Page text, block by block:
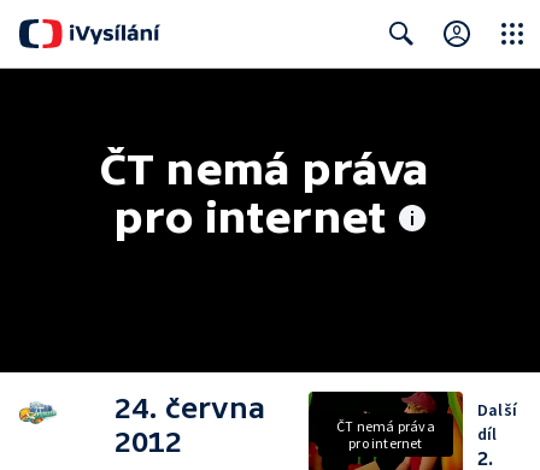
ČT nemá práva
pro internet
24. června
2012
ČT nemá práva
pro internet
Další
díl
2.